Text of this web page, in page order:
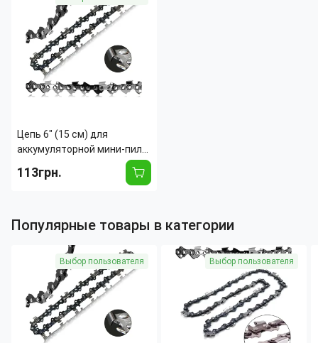
​​​​​​​Цепь 6" (15 см) для
аккумуляторной мини-пилы
MA528 – 37 звеньев, шаг
1/4", толщина 1.1 мм, сталь
113грн.
Популярные товары в категории
Выбор пользователя Выбор пользователя